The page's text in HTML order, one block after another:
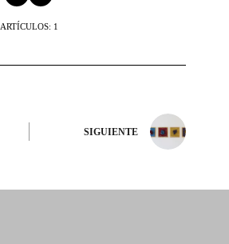
ARTÍCULOS: 1
SIGUIENTE